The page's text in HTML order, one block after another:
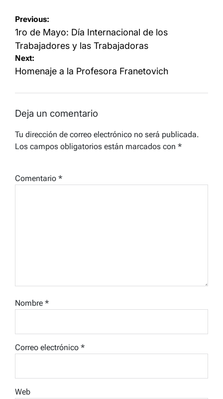
Navegación
de
entradas
Previous:
1ro de Mayo: Día Internacional de los
Trabajadores y las Trabajadoras
Next:
Homenaje a la Profesora Franetovich
Deja un comentario
Tu dirección de correo electrónico no será publicada.
Los campos obligatorios están marcados con *
Comentario *
Nombre *
Correo electrónico *
Web